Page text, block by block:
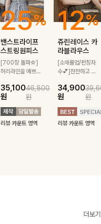
25%
밴스트라이프
스트링원피스
[700장 돌파☆]
허리라인을 예쁘게
깔끔한 스트라이프
패턴에 링클프리!
💙플레어지는 롱한
기장감까지 완벽한
데일리 원피스:B
35,100
원
46,800
원
리뷰 카운트 영역
12%
쥬린레이스 카
라블라우스
[소매롤업/펀칭자
수💕]잔잔하고 고
테일이 사랑스러운
블라우스-페미닌
하면서 여리한 무
드로 즐겨지는
ITEM
34,900
원
원
리뷰 카운트 영역
더보기